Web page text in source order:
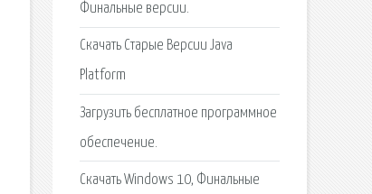
Финальные версии.
Скачать Старые Версии Java
Platform
Загрузить бесплатное программное
обеспечение.
Скачать Windows 10, Финальные